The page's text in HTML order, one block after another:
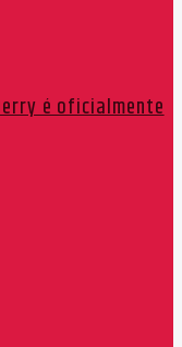
é oficialmente